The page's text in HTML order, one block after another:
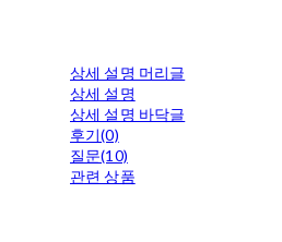
상세 설명 머리글
상세 설명
상세 설명 바닥글
후기(0)
질문(10)
관련 상품